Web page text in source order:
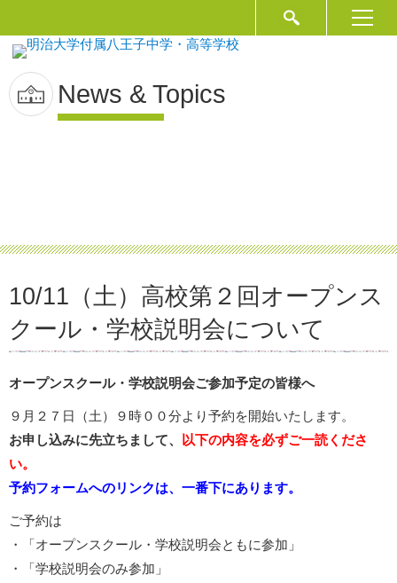
News & Topics
10/11（土）高校第２回オープンス
クール・学校説明会について
オープンスクール・学校説明会ご参加予定の皆様へ
９月２７日（土）９時００分より予約を開始いたします。
お申し込みに先立ちまして、
以下の内容を必ずご一読くださ
い。
予約フォームへのリンクは、一番下にあります。
ご予約は
・「オープンスクール・学校説明会ともに参加」
・「学校説明会のみ参加」